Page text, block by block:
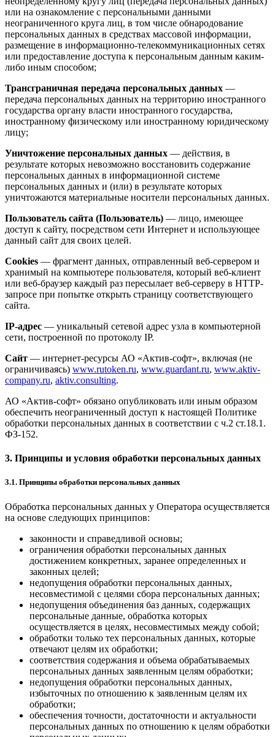
или на ознакомление с персональными данными
неограниченного круга лиц, в том числе обнародование
персональных данных в средствах массовой информации,
размещение в информационно-телекоммуникационных сетях
или предоставление доступа к персональным данным каким-
либо иным способом;
Трансграничная передача персональных данных —
передача персональных данных на территорию иностранного
государства органу власти иностранного государства,
иностранному физическому или иностранному юридическому
лицу;
Уничтожение персональных данных — действия, в
результате которых невозможно восстановить содержание
персональных данных в информационной системе
персональных данных и (или) в результате которых
уничтожаются материальные носители персональных данных.
Пользователь сайта (Пользователь) — лицо, имеющее
доступ к сайту, посредством сети Интернет и использующее
данный сайт для своих целей.
Cookies — фрагмент данных, отправленный веб-сервером и
хранимый на компьютере пользователя, который веб-клиент
или веб-браузер каждый раз пересылает веб-серверу в HTTP-
запросе при попытке открыть страницу соответствующего
сайта.
IP-адрес — уникальный сетевой адрес узла в компьютерной
сети, построенной по протоколу IP.
Сайт — интернет-ресурсы АО «Актив-софт», включая (не
ограничиваясь) www.rutoken.ru, www.guardant.ru, www.aktiv-
company.ru, aktiv.consulting.
АО «Актив-софт» обязано опубликовать или иным образом
обеспечить неограниченный доступ к настоящей Политике
обработки персональных данных в соответствии с ч.2 ст.18.1.
ФЗ-152.
3. Принципы и условия обработки персональных данных
3.1. Принципы обработки персональных данных
Обработка персональных данных у Оператора осуществляется
на основе следующих принципов:
законности и справедливой основы;
ограничения обработки персональных данных
достижением конкретных, заранее определенных и
законных целей;
недопущения обработки персональных данных,
несовместимой с целями сбора персональных данных;
недопущения объединения баз данных, содержащих
персональные данные, обработка которых
осуществляется в целях, несовместимых между собой;
обработки только тех персональных данных, которые
отвечают целям их обработки;
соответствия содержания и объема обрабатываемых
персональных данных заявленным целям обработки;
недопущения обработки персональных данных,
избыточных по отношению к заявленным целям их
обработки;
обеспечения точности, достаточности и актуальности
персональных данных по отношению к целям обработки